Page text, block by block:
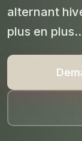
alternant
plus en